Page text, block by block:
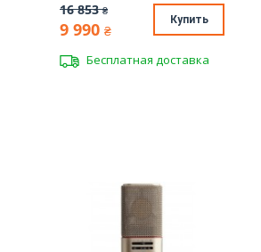
16 853 ₴
9 990 ₴
Купить
Бесплатная доставка